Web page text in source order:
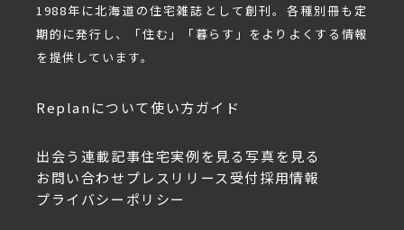
1988年に北海道の住宅雑誌として創刊。各種別冊も定
期的に発行し、「住む」「暮らす」をよりよくする情報
を提供しています。
Replanについて使い方ガイド
出会う 連載記事住宅実例を見る写真を見る
お問い合わせ プレスリリース受付採用情報
プライバシーポリシー